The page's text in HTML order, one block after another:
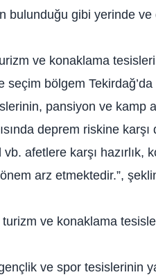
gibi yerinde ve
ve konaklama
seçim bölgem
pansiyon ve kamp
deprem riskine karşı
afetlere karşı
arz etmektedir.”,
turizm ve konaklama
ve spor tesislerinin